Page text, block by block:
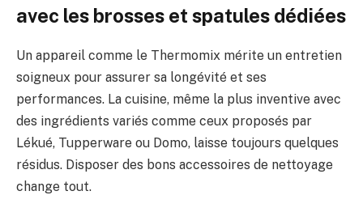
avec les brosses et spatules dédiées
Un appareil comme le Thermomix mérite un entretien
soigneux pour assurer sa longévité et ses
performances. La cuisine, même la plus inventive avec
des ingrédients variés comme ceux proposés par
Lékué, Tupperware ou Domo, laisse toujours quelques
résidus. Disposer des bons accessoires de nettoyage
change tout.